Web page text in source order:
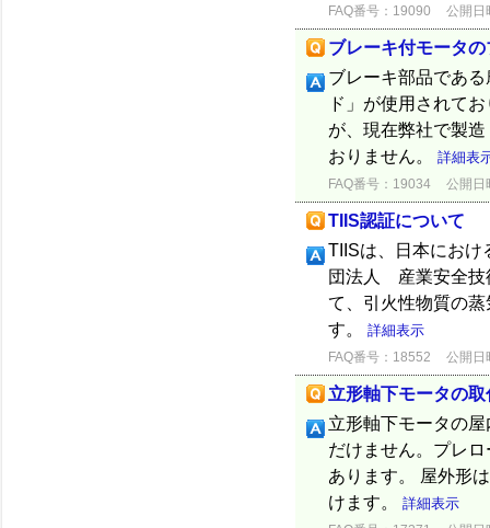
FAQ番号：19090 公開日
ブレーキ付モータ
ブレーキ部品であ
ド」が使用されて
が、現在弊社で製
おりません。 詳細表
FAQ番号：19034 公開日
TIIS認証について
TIISは、日本におけ
団法人 産業安全技
て、引火性物質の
す。 詳細表示
FAQ番号：18552 公開日
立形軸下モータの
立形軸下モータの
だけません。プレ
あります。 屋外形
けます。 詳細表示